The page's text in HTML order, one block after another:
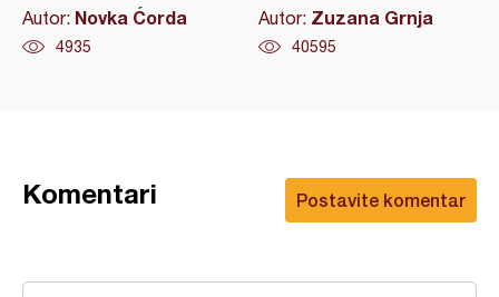
Autor: Novka Ćorda
4935
Autor: Zuzana Grnja
40595
Postavite komentar
Komentari